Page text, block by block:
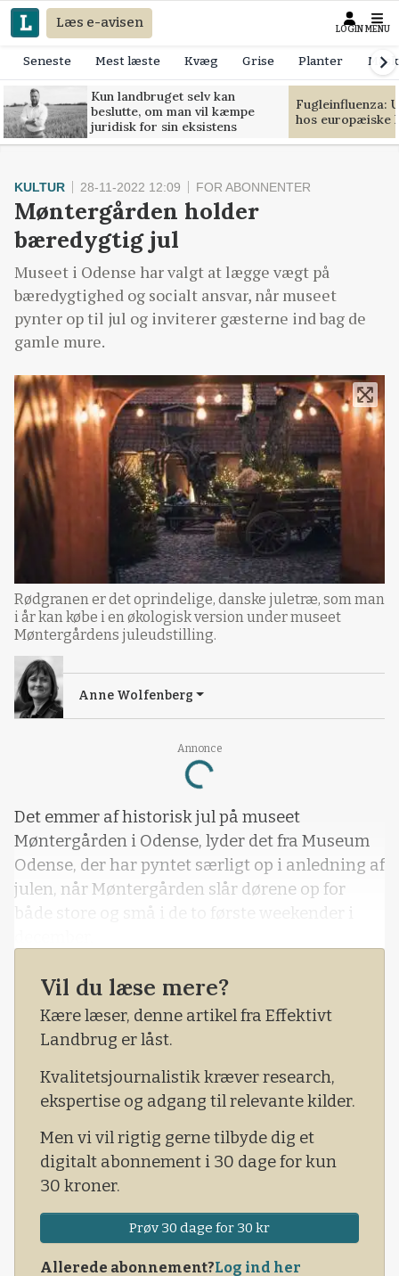
Læs e-avisen LOGIN MENU
Seneste Mest læste Kvæg Grise Planter
Kun landbruget selv kan
beslutte, om man vil kæmpe
juridisk for sin eksistens
Fugleinfluenza:
hos europæiske
Annonce
Loading...
KULTUR 28-11-2022 12:09 FOR ABONNENTER
Møntergården holder
bæredygtig jul
Museet i Odense har valgt at lægge vægt på
bæredygtighed og socialt ansvar, når museet
pynter op til jul og inviterer gæsterne ind bag de
gamle mure.
Rødgranen er det oprindelige, danske juletræ, som man
i år kan købe i en økologisk version under museet
Møntergårdens juleudstilling.
Anne Wolfenberg
Det emmer af historisk jul på museet
Møntergården i Odense, lyder det fra Museum
Odense, der har pyntet særligt op i anledning af
julen, når Møntergården slår dørene op for
både store og små i de to første weekender i
- Lys, stjerner og juletræer pynter smukt
mellem de historiske huse, og overalt er der
aktiviteter for store og små, lyder det fra
museet.
- Desuden kan du se kulisser fra julekalenderen
Julehjertets Hemmelighed på DR, lyder det
videre.
Vil du læse mere?
Kære læser, denne artikel fra Effektivt
Landbrug er låst.
Kvalitetsjournalistik kræver research,
ekspertise og adgang til relevante kilder.
Men vi vil rigtig gerne tilbyde dig et
digitalt abonnement i 30 dage for kun
30 kroner.
Prøv 30 dage for 30 kr
Allerede abonnement?Log ind her